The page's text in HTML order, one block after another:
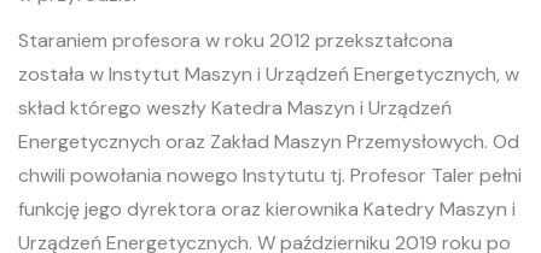
Staraniem profesora w roku 2012 przekształcona
została w Instytut Maszyn i Urządzeń Energetycznych, w
skład którego weszły Katedra Maszyn i Urządzeń
Energetycznych oraz Zakład Maszyn Przemysłowych. Od
chwili powołania nowego Instytutu tj. Profesor Taler pełni
funkcję jego dyrektora oraz kierownika Katedry Maszyn i
Urządzeń Energetycznych. W październiku 2019 roku po